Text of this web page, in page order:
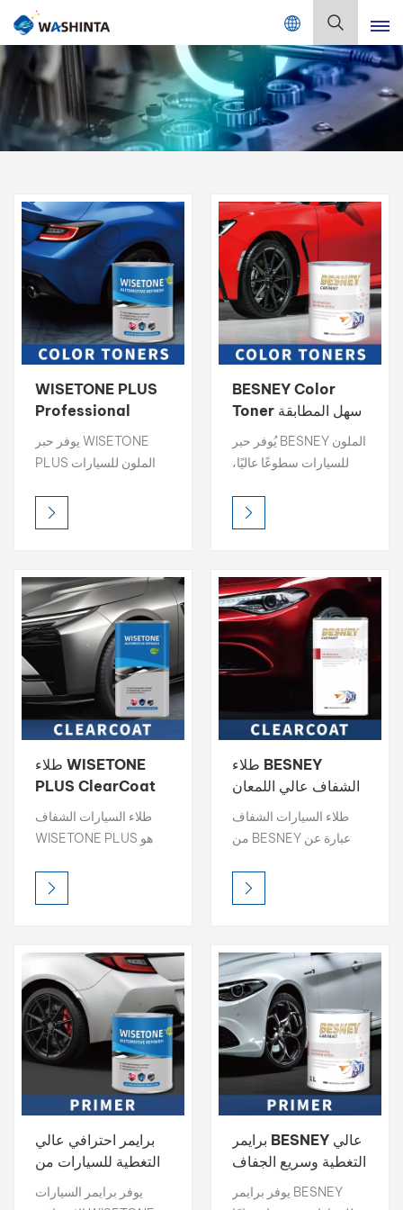
Mix Color Online
English
Français
Русский
Español
Português
日本語
한국어
بالعربية
WISETONE PLUS
Professional
Color Toner 1K
Basecoat 2K
Topcoat
يوفر حبر WISETONE
PLUS الملون للسيارات
غنية، ودقة ألوان دقيقة،
مما يجعله الخيار الأمثل
سهولة المزج ونتائج ثابتة،
حيث صُمم لضمان توافق
مثالي مع أنظمة الخلط،
مما يسمح لفناني إعادة
التشطيب بتحقيق إعادة
إنتاج مثالية للألوان في كل
مرة.
BESNEY Color
Toner سهل المطابقة
الأساسية 2K الطبقة
العلوية
يُوفر حبر BESNEY الملون
للسيارات سطوعًا عاليًا،
ألوان دقيقة، مما يجعله
الخيار الأمثل لمطابقة
على نتائج ثابتة، مما يُمكّن
مُجددي الطلاء من تحقيق
إعادة إنتاج مثالية للألوان
طلاء WISETONE
PLUS ClearCoat
عالي اللمعان سريع
الجفاف لإعادة
طلاء السيارات الشفاف
WISETONE PLUS هو
تحمي طلاء السيارة من
التلف مع تعزيز لمعانه، كما
طلاء BESNEY
الشفاف عالي اللمعان
وسريع الجفاف
للسيارات
طلاء السيارات الشفاف
من BESNEY عبارة عن
تحمي طلاء السيارة من
التلف مع تعزيز لمعانه، كما
برايمر احترافي عالي
التغطية للسيارات من
WISETONE PLUS
يوفر برايمر السيارات
برايمر BESNEY عالي
التغطية وسريع الجفاف
للسيارات
يوفر برايمر BESNEY